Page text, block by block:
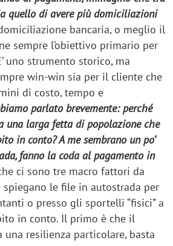
quello di avere più domiciliazioni
bancaria, o meglio il
sempre l’obiettivo primario per
uno strumento storico, ma
win-win sia per il cliente che
di costo, tempo e
parlato brevemente: perché
una larga fetta di popolazione che
in conto? A me sembrano un po’
fanno la coda al pagamento in
ci sono tre macro fattori da
spiegano le file in autostrada per
o presso gli sportelli “fisici” a
in conto. Il primo è che il
resilienza particolare, basta